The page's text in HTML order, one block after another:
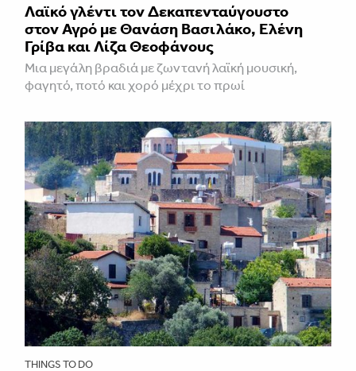
Λαϊκό γλέντι τον Δεκαπενταύγουστο
στον Αγρό με Θανάση Βασιλάκο, Ελένη
Γρίβα και Λίζα Θεοφάνους
Μια μεγάλη βραδιά με ζωντανή λαϊκή μουσική,
φαγητό, ποτό και χορό μέχρι το πρωί
THINGS TO DO